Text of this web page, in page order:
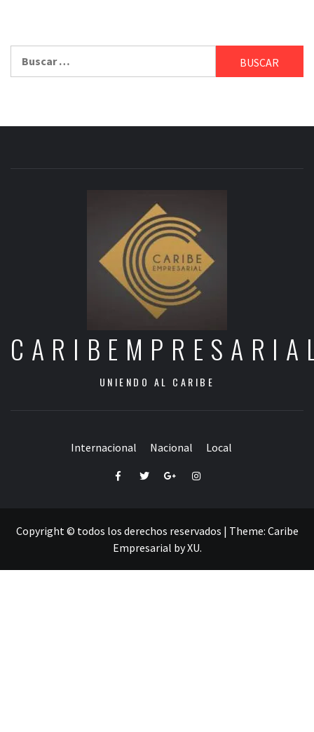
UNIENDO AL CARIBE
Internacional Nacional Local
FacebookTwitterGoogle+Instagram
Copyright © todos los derechos reservados | Theme: Caribe
Empresarial byXU.